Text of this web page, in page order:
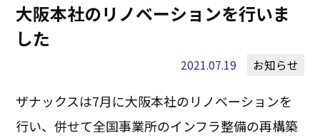
大阪本社のリノベーションを行いま
した
2021.07.19 お知らせ
ザナックスは7月に大阪本社のリノベーションを
行い、併せて全国事業所のインフラ整備の再構築